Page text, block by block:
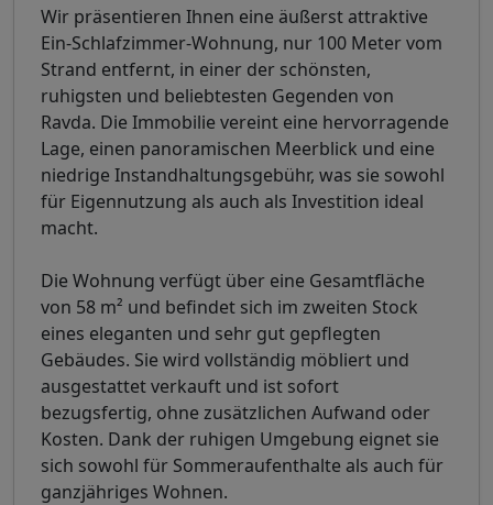
Wir präsentieren Ihnen eine äußerst attraktive
Ein-Schlafzimmer-Wohnung, nur 100 Meter vom
Strand entfernt, in einer der schönsten,
ruhigsten und beliebtesten Gegenden von
Ravda. Die Immobilie vereint eine hervorragende
Lage, einen panoramischen Meerblick und eine
niedrige Instandhaltungsgebühr, was sie sowohl
für Eigennutzung als auch als Investition ideal
macht.
Die Wohnung verfügt über eine Gesamtfläche
von 58 m² und befindet sich im zweiten Stock
eines eleganten und sehr gut gepflegten
Gebäudes. Sie wird vollständig möbliert und
ausgestattet verkauft und ist sofort
bezugsfertig, ohne zusätzlichen Aufwand oder
Kosten. Dank der ruhigen Umgebung eignet sie
sich sowohl für Sommeraufenthalte als auch für
ganzjähriges Wohnen.